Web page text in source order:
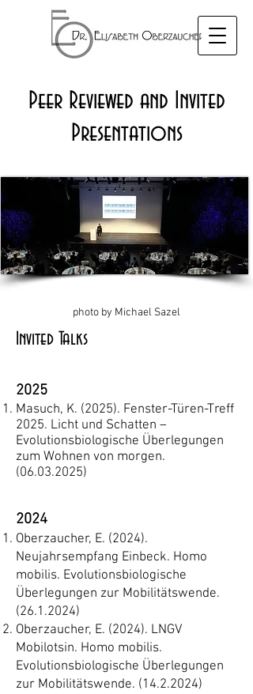
Peer Reviewed and Invited
Presentations
photo by Michael Sazel
Invited Talks
2025
Masuch, K. (2025). Fenster-Türen-Treff
2025. Licht und Schatten –
Evolutionsbiologische Überlegungen
zum Wohnen von morgen.
(06.03.2025)
2024
Oberzaucher, E. (2024).
Neujahrsempfang Einbeck. Homo
mobilis. Evolutionsbiologische
Überlegungen zur Mobilitätswende.
(26.1.2024)
Oberzaucher, E. (2024). LNGV
Mobilotsin. Homo mobilis.
Evolutionsbiologische Überlegungen
zur Mobilitätswende. (14.2.2024)